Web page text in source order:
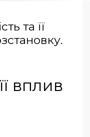
та її
вплив